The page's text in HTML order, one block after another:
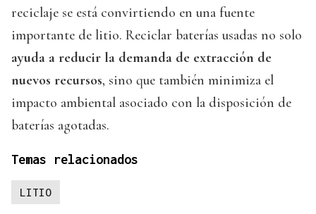
reciclaje se está convirtiendo en una fuente
importante de litio. Reciclar baterías usadas no solo
ayuda a reducir la demanda de extracción de
nuevos recursos, sino que también minimiza el
impacto ambiental asociado con la disposición de
baterías agotadas.
Temas relacionados
LITIO